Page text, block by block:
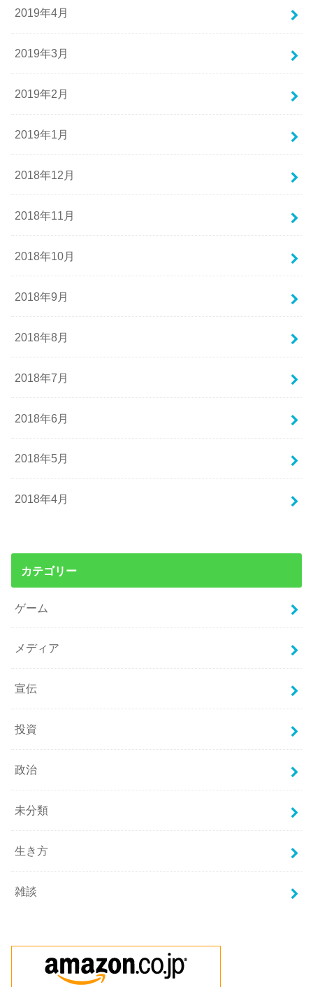
2019年4月
2019年3月
2019年2月
2019年1月
2018年12月
2018年11月
2018年10月
2018年9月
2018年8月
2018年7月
2018年6月
2018年5月
2018年4月
カテゴリー
ゲーム
メディア
宣伝
投資
政治
未分類
生き方
雑談